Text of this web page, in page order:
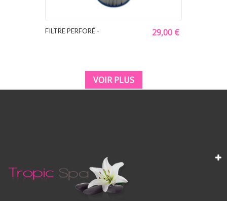
FILTRE PERFORÉ - 29,00 €
VOIR PLUS